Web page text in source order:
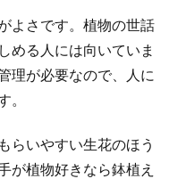
よさです。植物の世話
める人には向いていま
理が必要なので、人に
。
らいやすい生花のほう
が植物好きなら鉢植え